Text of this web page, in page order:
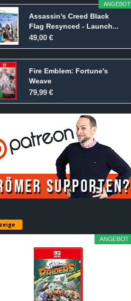
ANGEBOT
Assassin’s Creed Black
Flag Resynced - Launch...
49,00 €
Fire Emblem: Fortune's
Weave
79,99 €
ANGEBOT